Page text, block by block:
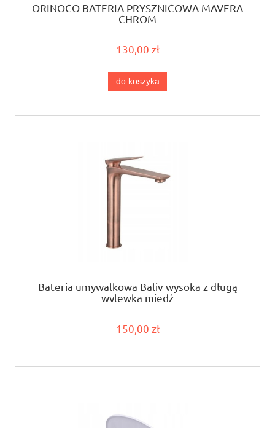
ORINOCO BATERIA PRYSZNICOWA MAVERA
CHROM
130,00 zł
do koszyka
Bateria umywalkowa Baliv wysoka z długą
wylewką miedź
150,00 zł